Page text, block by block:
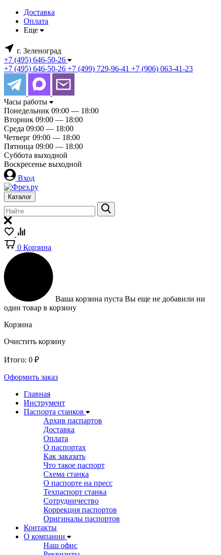
Доставка
Оплата
Еще
г. Зеленоград
+7 (495) 646-50-26
+7 (495) 646-50-26 +7 (499) 729-96-41 +7 (906) 063-41-23
Часы работы
Понедельник 09:00 — 18:00
Вторник 09:00 — 18:00
Среда 09:00 — 18:00
Четверг 09:00 — 18:00
Пятница 09:00 — 18:00
Суббота выходной
Воскресенье выходной
Вход
Каталог
0 Корзина
Ваша корзина пуста Вы еще не добавили ни
один товар в корзину
Корзина
Очистить корзину
Итого: 0 ₽
Оформить заказ
Главная
Инструмент
Паспорта станков
Архив паспартов
Доставка
Оплата
О паспортах
Как заказать
Что такое паспорт
Схема станка
О паспорте на пресс
Техпаспорт станка
Сотрудничество
Коррекция паспортов
Оригиналы паспортов
Контакты
О компании
Наш офис